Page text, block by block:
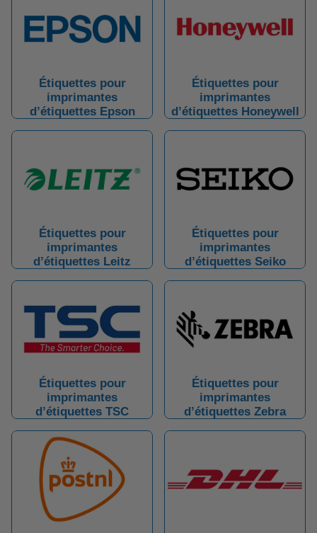
Étiquettes pour
imprimantes
d’étiquettes Epson
Étiquettes pour
imprimantes
d’étiquettes Honeywell
Étiquettes pour
imprimantes
d’étiquettes Leitz
Étiquettes pour
imprimantes
d’étiquettes Seiko
Étiquettes pour
imprimantes
d’étiquettes TSC
Étiquettes pour
imprimantes
d’étiquettes Zebra